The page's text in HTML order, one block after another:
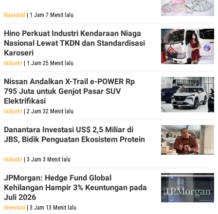
Nasional | 1 Jam 7 Menit lalu
Hino Perkuat Industri Kendaraan Niaga
Nasional Lewat TKDN dan Standardisasi
Karoseri
Industri | 1 Jam 25 Menit lalu
Nissan Andalkan X-Trail e-POWER Rp
795 Juta untuk Genjot Pasar SUV
Elektrifikasi
Industri | 2 Jam 32 Menit lalu
Danantara Investasi US$ 2,5 Miliar di
JBS, Bidik Penguatan Ekosistem Protein
Industri | 3 Jam 3 Menit lalu
JPMorgan: Hedge Fund Global
Kehilangan Hampir 3% Keuntungan pada
Juli 2026
Investasi | 3 Jam 13 Menit lalu